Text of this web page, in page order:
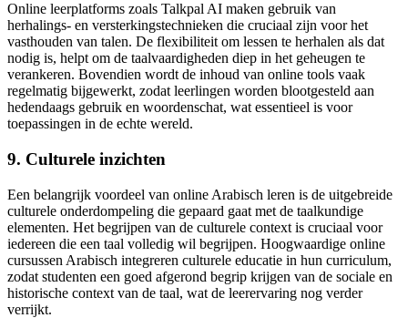
Online leerplatforms zoals Talkpal AI maken gebruik van
herhalings- en versterkingstechnieken die cruciaal zijn voor het
vasthouden van talen. De flexibiliteit om lessen te herhalen als dat
nodig is, helpt om de taalvaardigheden diep in het geheugen te
verankeren. Bovendien wordt de inhoud van online tools vaak
regelmatig bijgewerkt, zodat leerlingen worden blootgesteld aan
hedendaags gebruik en woordenschat, wat essentieel is voor
toepassingen in de echte wereld.
9. Culturele inzichten
Een belangrijk voordeel van online Arabisch leren is de uitgebreide
culturele onderdompeling die gepaard gaat met de taalkundige
elementen. Het begrijpen van de culturele context is cruciaal voor
iedereen die een taal volledig wil begrijpen. Hoogwaardige online
cursussen Arabisch integreren culturele educatie in hun curriculum,
zodat studenten een goed afgerond begrip krijgen van de sociale en
historische context van de taal, wat de leerervaring nog verder
verrijkt.